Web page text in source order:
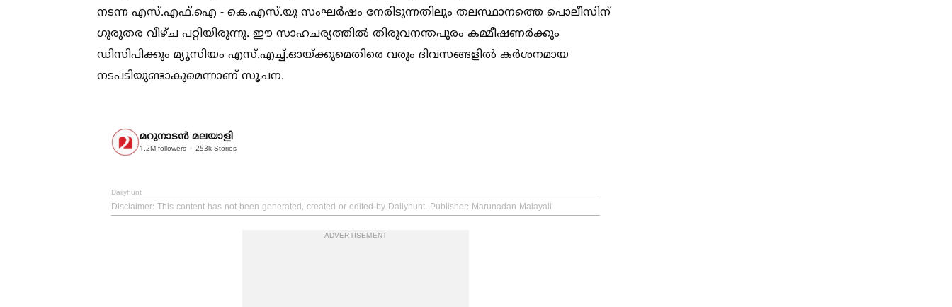
നടന്ന എസ്.എഫ്.ഐ - കെ.എസ്.യു സംഘര്‍ഷം നേരിടുന്നതിലും തലസ്ഥാനത്തെ പൊലീസിന്
ഗുരുതര വീഴ്ച പറ്റിയിരുന്നു. ഈ സാഹചര്യത്തില്‍ തിരുവനന്തപുരം കമ്മീഷണര്‍ക്കും
ഡിസിപിക്കും മ്യൂസിയം എസ്.എച്ച്‌.ഓയ്ക്കുമെതിരെ വരും ദിവസങ്ങളില്‍ കര്‍ശനമായ
നടപടിയുണ്ടാകുമെന്നാണ് സൂചന.
മറുനാടന്‍ മലയാളി
1.2M followers 253k Stories
Dailyhunt
Disclaimer: This content has not been generated, created or edited by Dailyhunt. Publisher: Marunadan Malayali
ADVERTISEMENT